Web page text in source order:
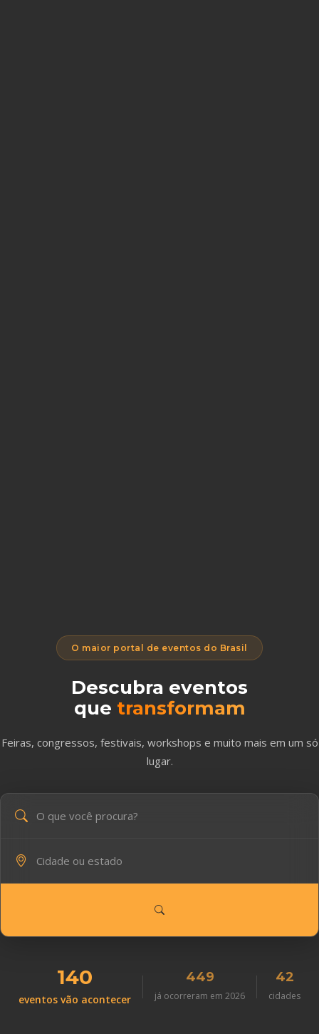
O maior portal de eventos do Brasil
Descubra eventos
que transformam
Feiras, congressos, festivais, workshops e muito mais em um só
lugar.
140
eventos vão acontecer
449
já ocorreram em 2026
42
cidades